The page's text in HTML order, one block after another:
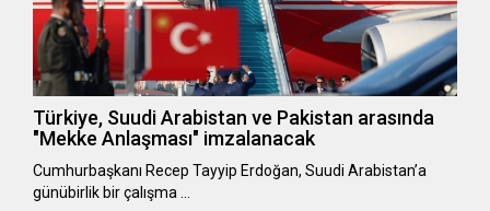
Türkiye, Suudi Arabistan ve Pakistan arasında
"Mekke Anlaşması" imzalanacak
Cumhurbaşkanı Recep Tayyip Erdoğan, Suudi Arabistan’a
günübirlik bir çalışma …